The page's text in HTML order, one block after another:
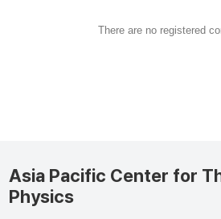
There are no registered
Asia Pacific Center for
Physics